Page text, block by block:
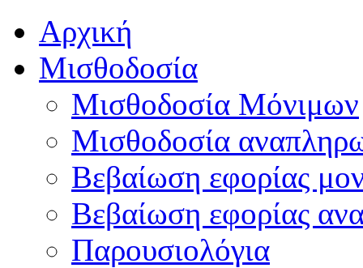
Αρχική
Μισθοδοσία
Μισθοδοσία Μόνιμων
Μισθοδοσία
Βεβαίωση εφορίας
Βεβαίωση εφορίας
Παρουσιολόγια